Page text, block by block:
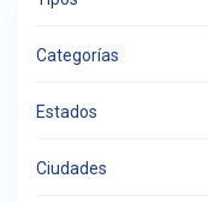
Categorías
Estados
Ciudades